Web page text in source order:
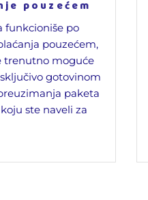
pouzećem
funkcioniše po
pouzećem,
trenutno moguće
gotovinom
paketa
ste naveli za